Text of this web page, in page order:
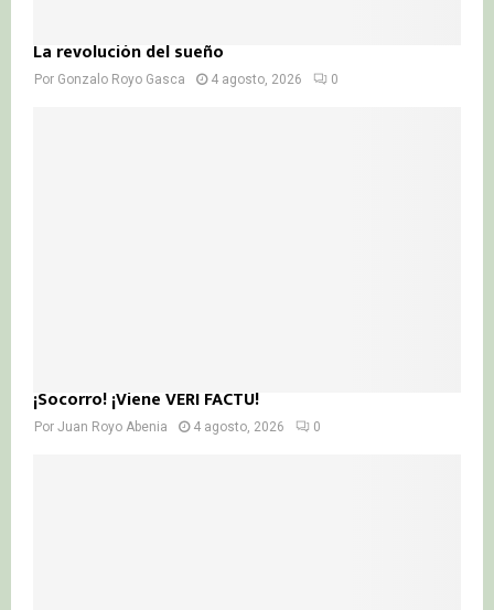
La revolución del sueño
Por Gonzalo Royo Gasca 4 agosto, 2026 0
¡Socorro! ¡Viene VERI FACTU!
Por Juan Royo Abenia 4 agosto, 2026 0